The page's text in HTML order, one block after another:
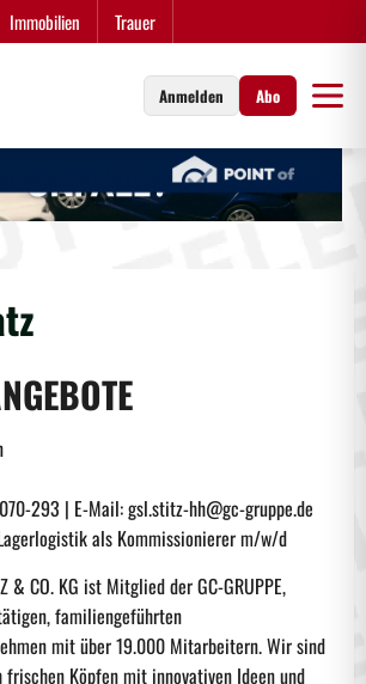
Immobilien Trauer
Anmelden Abo
293 | E-Mail: gsl.stitz-hh@gc-gruppe.de
als Kommissionierer m/w/d
& CO. KG ist Mitglied der GC-GRUPPE,
familiengeführten
mit über 19.000 Mitarbeitern. Wir sind
frischen Köpfen mit innovativen Ideen und